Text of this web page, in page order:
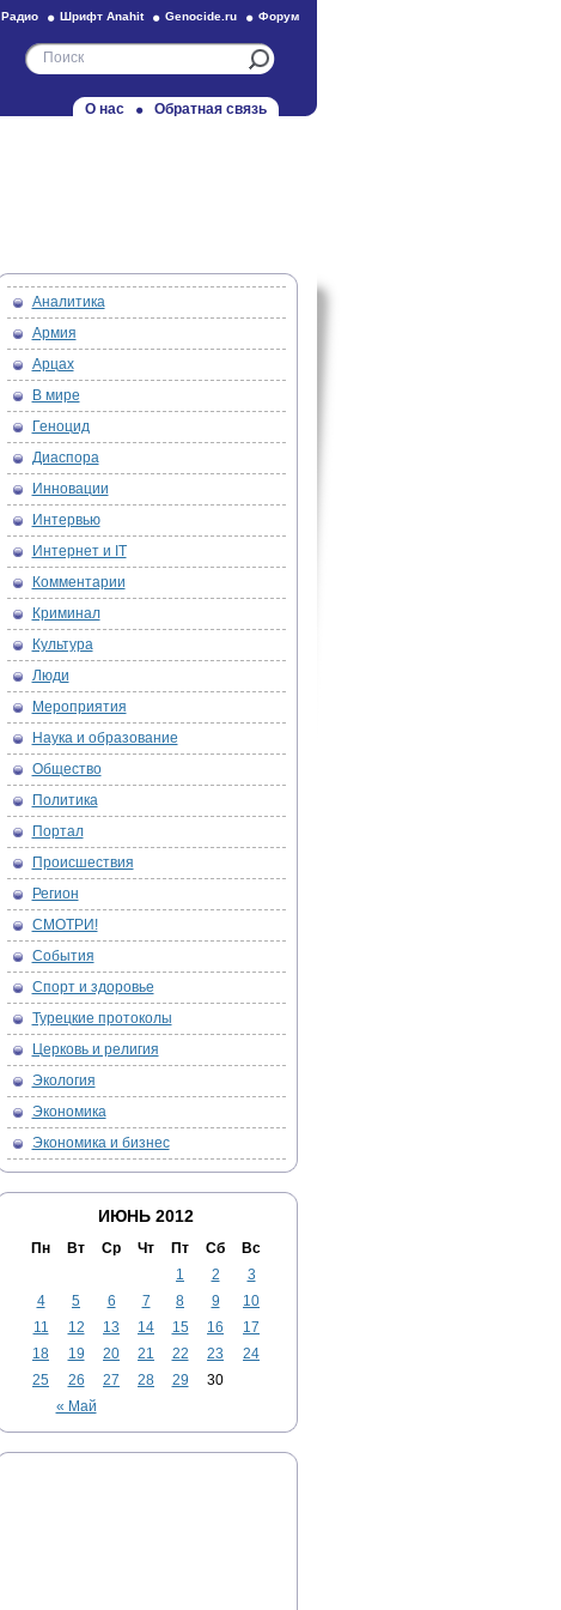
Радио Шрифт Anahit Genocide.ru Форум
О нас Обратная связь
Аналитика
Армия
Арцах
В мире
Геноцид
Диаспора
Инновации
Интервью
Интернет и IT
Комментарии
Криминал
Культура
Люди
Мероприятия
Наука и образование
Общество
Политика
Портал
Происшествия
Регион
СМОТРИ!
События
Спорт и здоровье
Турецкие протоколы
Церковь и религия
Экология
Экономика
Экономика и бизнес
ИЮНЬ 2012
Пн Вт Ср Чт Пт Сб Вс
« Май
1 2
3
4
5 6 7 8 9
10
11
12 13 14 15 16
17
18
19 20 21 22 23
24
25
26 27 28 29 30